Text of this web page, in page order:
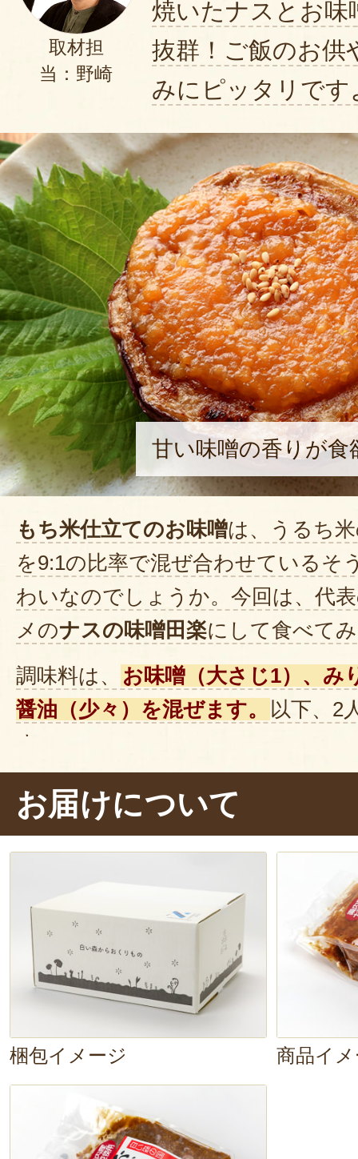
取材担
当：野崎
焼いたナスとお味
抜群！ご飯のお供
みにピッタリです
甘い味噌の香りが
もち米仕立てのお味噌は、うるち
を9:1の比率で混ぜ合わせているそ
わいなのでしょうか。今回は、代
メのナスの味噌田楽にして食べて
調味料は、
お味噌（大さじ1）、み
醤油（少々）を混ぜます。
以下、2
す。
1. ナス2本 を輪切りにし、フライパ
します
2. ふたをして中火で両面焼きます
3. 調味料を電子レンジで
2分ほど温
4. ナスに調味料をのせて、白ごま
成！
香ばしい香りがふわっと漂います
クリ……うん、お味噌が甘いです
濃厚。
油で炒めたナスのコク深い
ますね。ナスのとろとろ食感も美
お届けについて
梱包イメージ 商品イ